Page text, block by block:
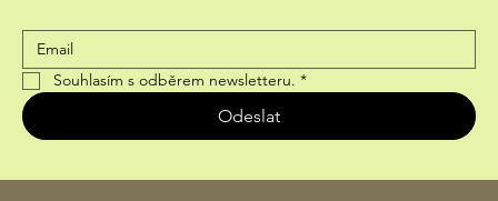
Souhlasím s odběrem newsletteru. *
Odeslat